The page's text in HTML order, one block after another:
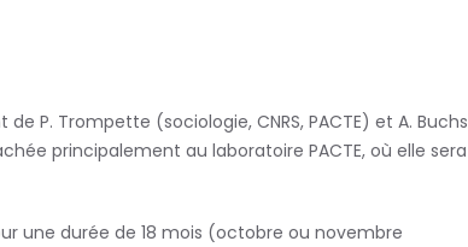
P. Trompette (sociologie, CNRS, PACTE) et A. Buchs
principalement au laboratoire PACTE, où elle sera
une durée de 18 mois (octobre ou novembre